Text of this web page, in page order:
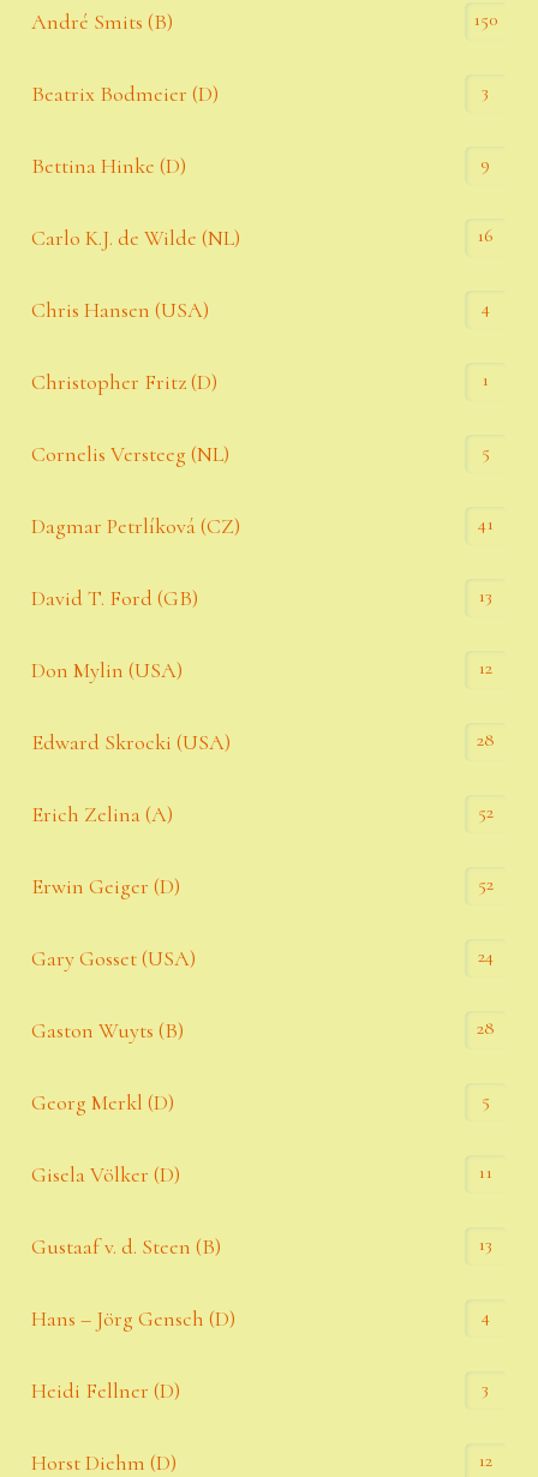
André Smits (B) 150
Beatrix Bodmeier (D) 3
Bettina Hinke (D) 9
Carlo K.J. de Wilde (NL) 16
Chris Hansen (USA) 4
Christopher Fritz (D) 1
Cornelis Versteeg (NL) 5
Dagmar Petrlíková (CZ) 41
David T. Ford (GB) 13
Don Mylin (USA) 12
Edward Skrocki (USA) 28
Erich Zelina (A) 52
Erwin Geiger (D) 52
Gary Gosset (USA) 24
Gaston Wuyts (B) 28
Georg Merkl (D) 5
Gisela Völker (D) 11
Gustaaf v. d. Steen (B) 13
Hans – Jörg Gensch (D) 4
Heidi Fellner (D) 3
Horst Diehm (D) 12